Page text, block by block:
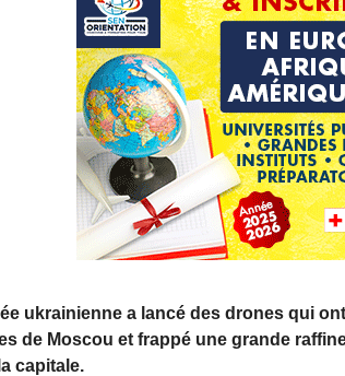
ukrainienne a lancé des drones qui
de Moscou et frappé une grande
capitale.